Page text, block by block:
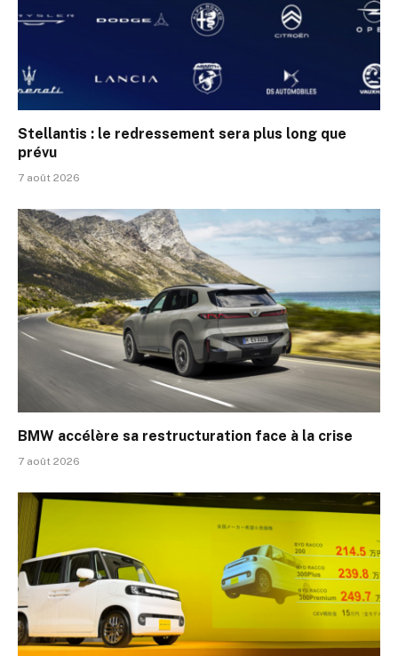
Stellantis : le redressement sera plus long que
prévu
7 août 2026
BMW accélère sa restructuration face à la crise
7 août 2026